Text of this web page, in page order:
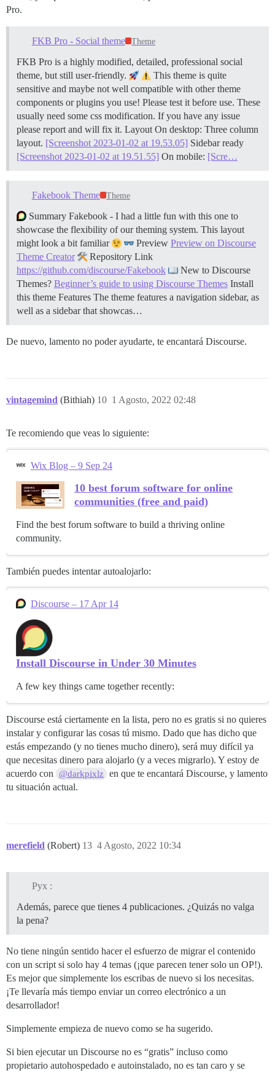
Pro.
FKB Pro - Social theme Theme
FKB Pro is a highly modified, detailed, professional social
theme, but still user-friendly.
This theme is quite
sensitive and maybe not well compatible with other theme
components or plugins you use! Please test it before use. These
usually need some css modification. If you have any issue
please report and will fix it. Layout On desktop: Three column
layout. [Screenshot 2023-01-02 at 19.53.05] Sidebar ready
[Screenshot 2023-01-02 at 19.51.55] On mobile: [Scre…
Fakebook Theme Theme
Summary Fakebook - I had a little fun with this one to
showcase the flexibility of our theming system. This layout
might look a bit familiar
Preview Preview on Discourse
Theme Creator
Repository Link
https://github.com/discourse/Fakebook
New to Discourse
Themes? Beginner’s guide to using Discourse Themes Install
this theme Features The theme features a navigation sidebar, as
well as a sidebar that showcas…
De nuevo, lamento no poder ayudarte, te encantará Discourse.
vintagemind (Bithiah) 1 Agosto, 2022 02:48
10
Te recomiendo que veas lo siguiente:
Wix Blog – 9 Sep 24
10 best forum software for online
communities (free and paid)
Find the best forum software to build a thriving online
community.
También puedes intentar autoalojarlo:
Discourse – 17 Apr 14
Install Discourse in Under 30 Minutes
A few key things came together recently:
Discourse está ciertamente en la lista, pero no es gratis si no quieres
instalar y configurar las cosas tú mismo. Dado que has dicho que
estás empezando (y no tienes mucho dinero), será muy difícil ya
que necesitas dinero para alojarlo (y a veces migrarlo). Y estoy de
acuerdo con
@darkpixlz en que te encantará Discourse, y lamento
tu situación actual.
merefield (Robert) 4 Agosto, 2022 10:34
13
Pyx :
Además, parece que tienes 4 publicaciones. ¿Quizás no valga
la pena?
No tiene ningún sentido hacer el esfuerzo de migrar el contenido
con un script si solo hay 4 temas (¡que parecen tener solo un OP!).
Es mejor que simplemente los escribas de nuevo si los necesitas.
¡Te llevaría más tiempo enviar un correo electrónico a un
desarrollador!
Simplemente empieza de nuevo como se ha sugerido.
Si bien ejecutar un Discourse no es “gratis” incluso como
propietario autohospedado e autoinstalado, no es tan caro y se